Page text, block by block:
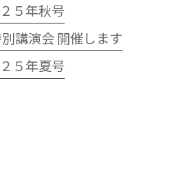
５年秋号
講演会 開催します
５年夏号